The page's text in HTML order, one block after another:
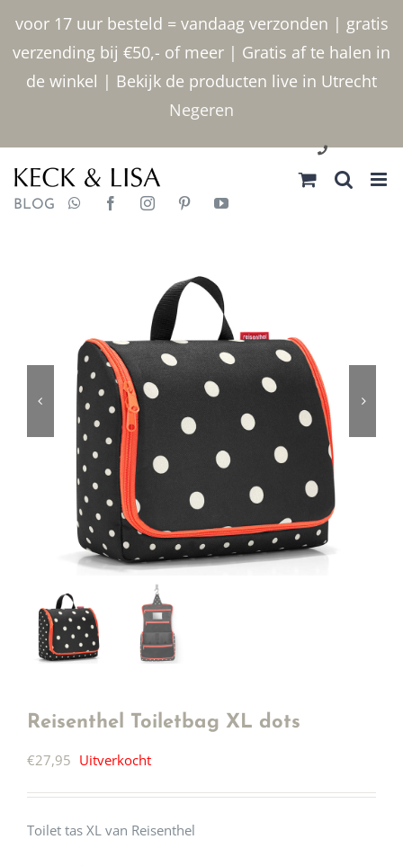
voor 17 uur besteld = vandaag verzonden | gratis
verzending bij €50,- of meer | Gratis af te halen in
de winkel | Bekijk de producten live in Utrecht
Negeren
inhoud
030 2400000
BLOG
Reisenthel Toiletbag XL dots
€27,95 Uitverkocht
Toilet tas XL van Reisenthel